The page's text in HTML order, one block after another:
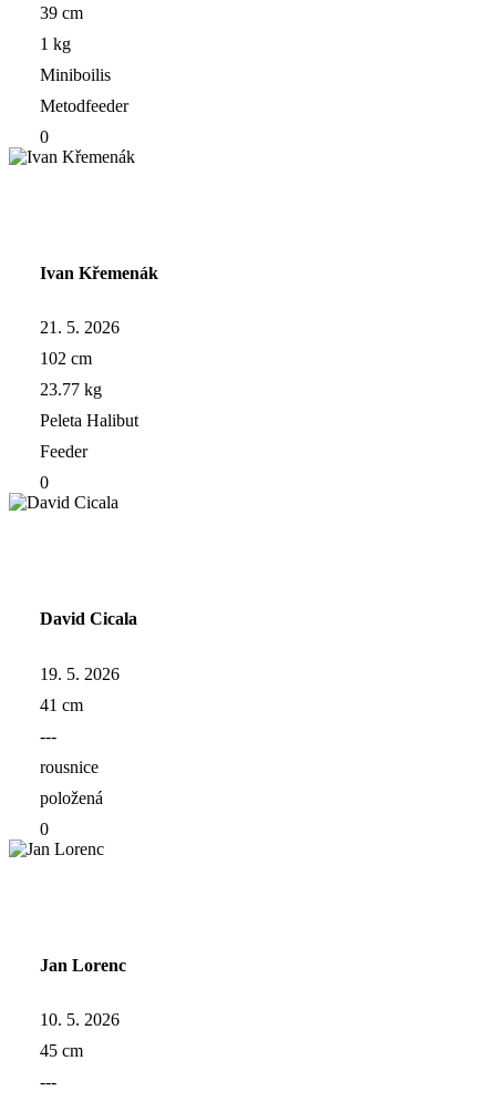
39 cm
1 kg
Miniboilis
Metodfeeder
0
Ivan Křemenák
21. 5. 2026
102 cm
23.77 kg
Peleta Halibut
Feeder
0
David Cicala
19. 5. 2026
41 cm
---
rousnice
položená
0
Jan Lorenc
10. 5. 2026
45 cm
---